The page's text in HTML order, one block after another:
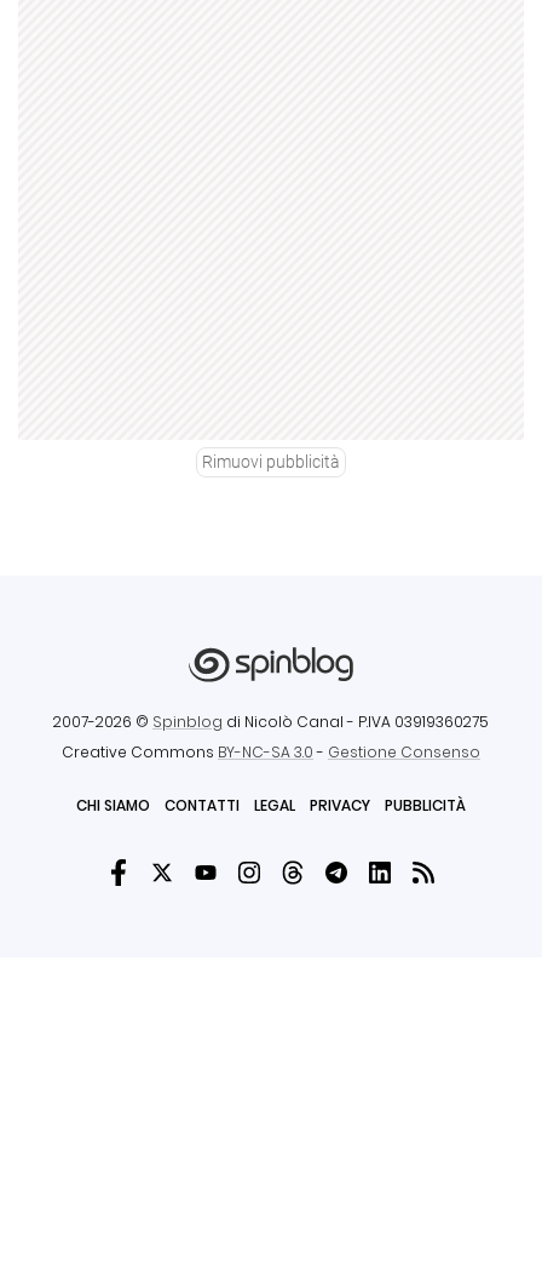
Rimuovi pubblicità
2007-2026 © Spinblog di Nicolò Canal - P.IVA 03919360275
Creative Commons BY-NC-SA 3.0- Gestione Consenso
CHI SIAMO CONTATTI LEGAL PRIVACY PUBBLICITÀ